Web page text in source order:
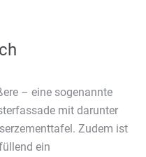
– eine sogenannte
mit darunter
Zudem ist
ein